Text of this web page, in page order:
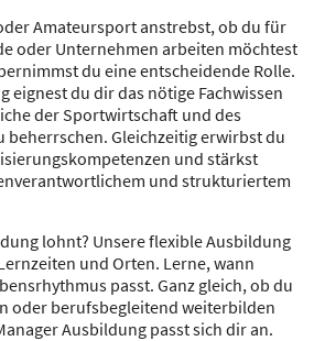
Amateursport anstrebst, ob du für
oder Unternehmen arbeiten möchtest
du eine entscheidende Rolle.
eignest du dir das nötige Fachwissen
der Sportwirtschaft und des
beherrschen. Gleichzeitig erwirbst du
und stärkst
und strukturiertem
lohnt? Unsere flexible Ausbildung
und Orten. Lerne, wann
passt. Ganz gleich, ob du
oder berufsbegleitend weiterbilden
Ausbildung passt sich dir an.